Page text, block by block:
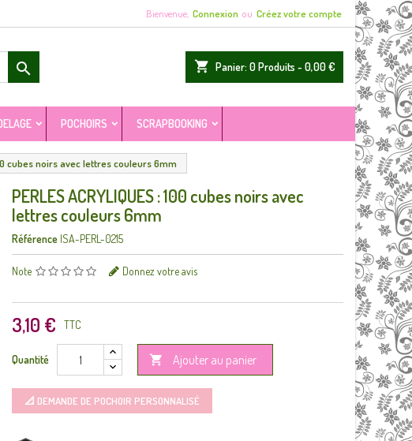
Bienvenue, Connexion ou Créez votre compte
shopping_cart Panier: 0Produits - 0,00 €

POCHOIRS SCRAPBOOKING
cubes noirs avec lettres couleurs 6mm
PERLES ACRYLIQUES : 100 cubes noirs avec
lettres couleurs 6mm
Référence ISA-PERL-0215
Note Donnez votre avis
3,10 € TTC
Quantité  Ajouter au panier
📐 DEMANDE DE POCHOIR PERSONNALISÉ